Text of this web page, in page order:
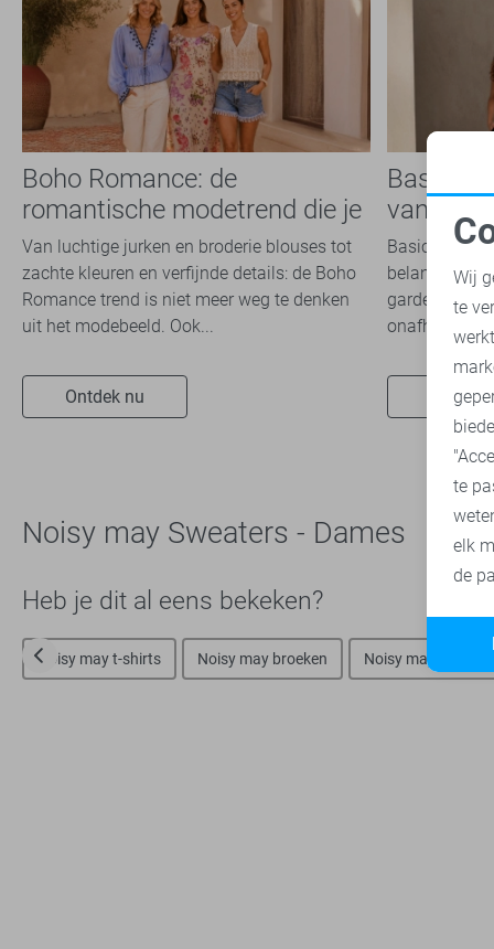
Boho Romance: de
romantische modetrend die je
dit seizoen overal ziet
Van luchtige jurken en broderie blouses tot
zachte kleuren en verfijnde details: de Boho
Romance trend is niet meer weg te denken
uit het modebeeld. Ook...
Ontdek nu
Basics:
van
Basics zijn
belangrijke
garderobe.
onafhankelijk
Ontdek
Noisy may Sweaters - Dames
Heb je dit al eens bekeken?
Noisy may t-shirts Noisy may broeken Noisy may korte
Wij
te
te
elk
de